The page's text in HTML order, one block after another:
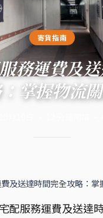
寄貨指南
務運費及
：掌握物流
及送達時間完全攻略：掌
配服務運費及送達